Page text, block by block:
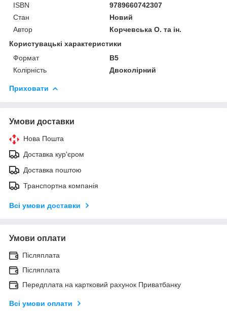
ISBN
9789660742307
Стан
Новий
Автор
Корчевська О. та ін.
Користувацькi характеристики
Формат
В5
Колірність
Двоколірний
Приховати
Умови доставки
Нова Пошта
Доставка кур'єром
Доставка поштою
Транспортна компанія
Всі умови доставки
Умови оплати
Післяплата
Післяплата
Передплата на картковий рахунок Приватбанку
Всі умови оплати